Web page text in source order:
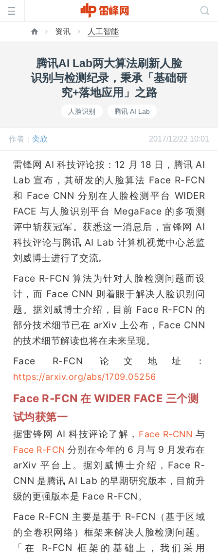
页
网
课
活
动
中
心
GAIR
专
题
爱
资讯 人工智能
腾讯AI Lab两大算法刷新人脸
识别与检测纪录，秉承「基础研
究+落地应用」之路
人脸识别 腾讯 AI Lab
作者： 奕欣 2017/12/22 10:01
雷锋网 AI 科技评论按：12 月 18 日，腾讯 AI
Lab 宣布，其研发的人脸算法 Face R-FCN
和 Face CNN 分别在人脸检测平台 WIDER
FACE 与人脸识别平台 MegaFace 的多项测
评中斩获冠军。获悉这一消息后，雷锋网 AI
科技评论与腾讯 AI Lab 计算机视觉中心总监
刘威博士进行了交流。
Face R-FCN 算法为针对人脸检测问题而设
计，而 Face CNN 则着眼于解决人脸识别问
题。据刘威博士介绍，目前 Face R-FCN 的
部分技术细节已在 arXiv 上公布，Face CNN
的技术细节解读也将在未来呈现。
Face R-FCN 论文地址：
https://arxiv.org/abs/1709.05256
Face R-FCN 在 WIDER FACE 三个测
试均获第一
据雷锋网 AI 科技评论了解， Face R-CNN
Face R-FCN 分别在今年的 6 月与 9 月发布在
arXiv 平台上。据刘威博士介绍，Face R-
CNN 是腾讯 AI Lab 的早期研究版本，目前升
级的更强版本是 Face R-FCN。
Face R-FCN 主要是基于 R-FCN（基于区域
的全卷积网络）框架来解决人脸检测问题。
「在 R-FCN 框架的基础上，我们采用